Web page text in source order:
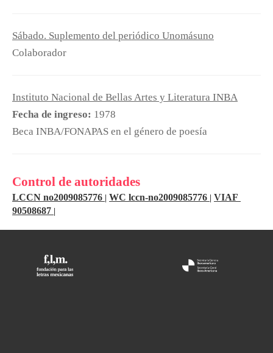
Sábado. Suplemento del periódico Unomásuno
Colaborador
Instituto Nacional de Bellas Artes y Literatura INBA
Fecha de ingreso: 1978
Beca INBA/FONAPAS en el género de poesía
Control de autoridades
LCCN no2009085776 | WC lccn-no2009085776 | VIAF
90508687 |